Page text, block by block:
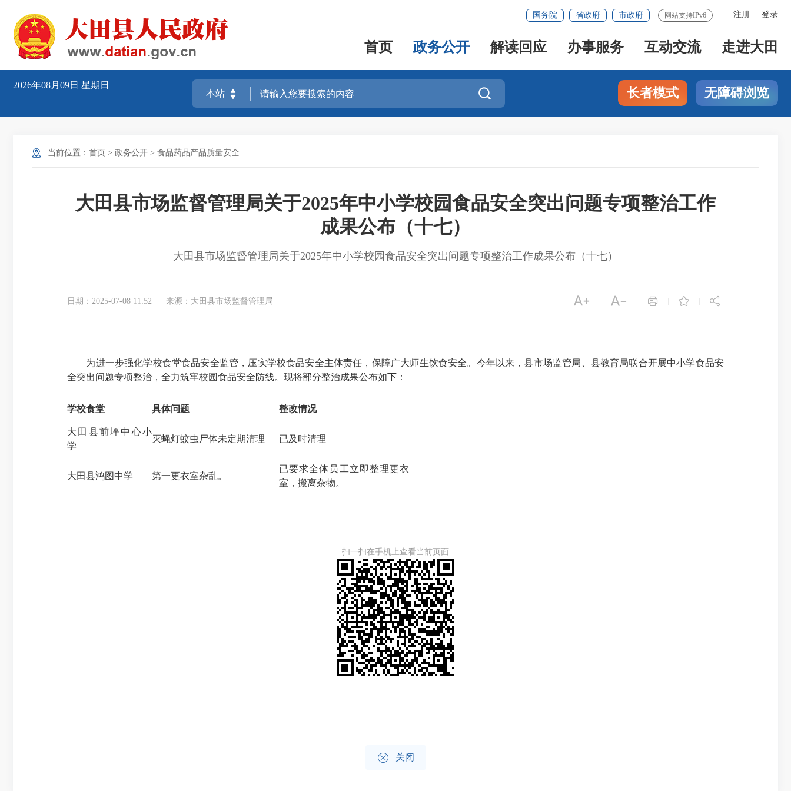
注册 登录
国务院 省政府 市政府 网站支持IPv6
首页 政务公开 解读回应 办事服务 互动交流 走进大田
2026年08月09日 星期日
 长者模式 无障碍浏览
当前位置： 首页 > 政务公开 > 食品药品产品质量安全
大田县市场监督管理局关于2025年中小学校园食品安全突出问题专项整治工作
成果公布（十七）
大田县市场监督管理局关于2025年中小学校园食品安全突出问题专项整治工作成果公布（十七）
日期：2025-07-08 11:52 来源：大田县市场监督管理局     
为进一步强化学校食堂食品安全监管，压实学校食品安全主体责任，保障广大师生饮食安全。今年以来，县市场监管局、县教育局联合开展中小学食品安
全突出问题专项整治，全力筑牢校园食品安全防线。现将部分整治成果公布如下：
学校食堂 具体问题 整改情况
大田县前坪中心小
学
灭蝇灯蚊虫尸体未定期清理 已及时清理
大田县鸿图中学 第一更衣室杂乱。
已要求全体员工立即整理更衣
室，搬离杂物。
扫一扫在手机上查看当前页面
 关闭